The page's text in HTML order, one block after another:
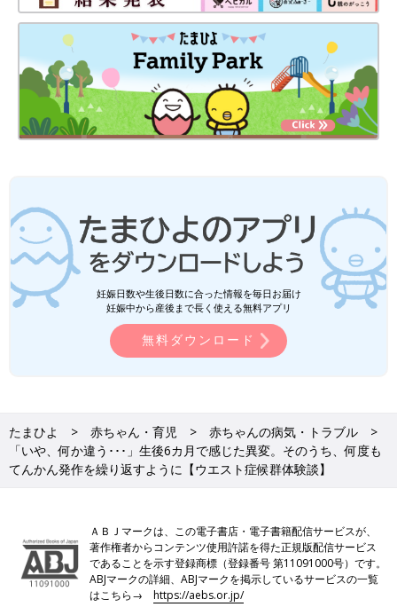
妊娠日数や生後日数に合った情報を毎日お届け
妊娠中から産後まで長く使える無料アプリ
無料ダウンロード
たまひよ 赤ちゃん・育児
赤ちゃんの病気・トラブル
「いや、何か違う･･･」生後6カ月で感じた異変。そのうち、何度も
てんかん発作を繰り返すように【ウエスト症候群体験談】
ＡＢＪマークは、この電子書店・電子書籍配信サービスが、
著作権者からコンテンツ使用許諾を得た正規版配信サービス
であることを示す登録商標（登録番号 第11091000号）です。
ABJマークの詳細、ABJマークを掲示しているサービスの一覧
はこちら→https://aebs.or.jp/